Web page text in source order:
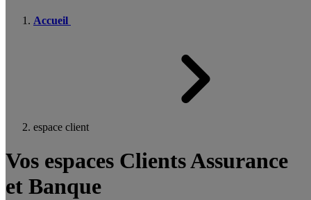
Accueil
espace client
Vos espaces Clients Assurance
et Banque